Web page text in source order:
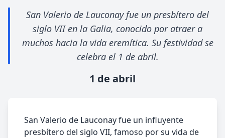
San Valerio de Lauconay fue un presbítero del
siglo VII en la Galia, conocido por atraer a
muchos hacia la vida eremítica. Su festividad se
celebra el 1 de abril.
1 de abril
San Valerio de Lauconay fue un influyente
presbítero del siglo VII, famoso por su vida de